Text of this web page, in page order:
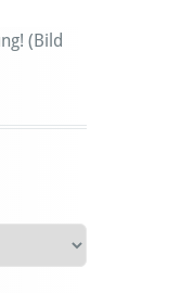
(Bild